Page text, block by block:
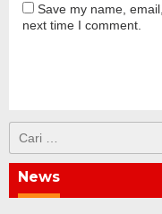
Save my name,
next time I comment.
untuk:
News